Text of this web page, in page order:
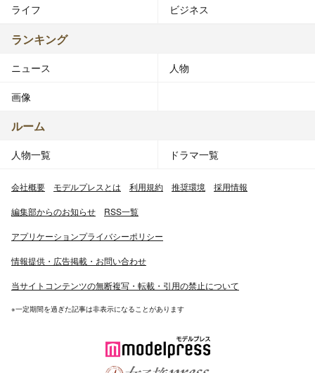
ライフ ビジネス
ランキング
ニュース 人物
画像
ルーム
人物一覧 ドラマ一覧
会社概要 モデルプレスとは 利用規約 推奨環境 採用情報
編集部からのお知らせ RSS一覧
アプリケーションプライバシーポリシー
情報提供・広告掲載・お問い合わせ
当サイトコンテンツの無断複写・転載・引用の禁止について
※一定期間を過ぎた記事は非表示になることがあります